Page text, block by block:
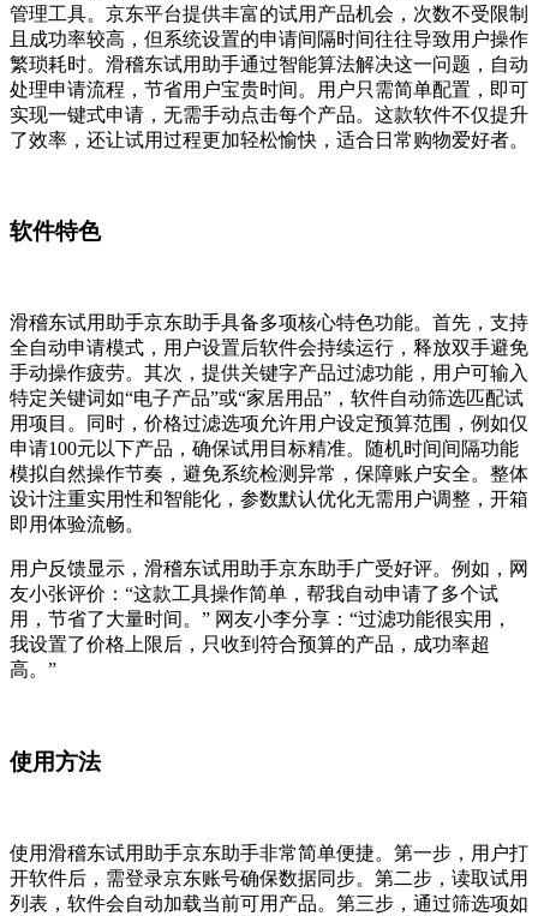
管理工具。京东平台提供丰富的试用产品机会，次数不受限制
且成功率较高，但系统设置的申请间隔时间往往导致用户操作
繁琐耗时。滑稽东试用助手通过智能算法解决这一问题，自动
处理申请流程，节省用户宝贵时间。用户只需简单配置，即可
实现一键式申请，无需手动点击每个产品。这款软件不仅提升
了效率，还让试用过程更加轻松愉快，适合日常购物爱好者。
软件特色
滑稽东试用助手京东助手具备多项核心特色功能。首先，支持
全自动申请模式，用户设置后软件会持续运行，释放双手避免
手动操作疲劳。其次，提供关键字产品过滤功能，用户可输入
特定关键词如“电子产品”或“家居用品”，软件自动筛选匹配试
用项目。同时，价格过滤选项允许用户设定预算范围，例如仅
申请100元以下产品，确保试用目标精准。随机时间间隔功能
模拟自然操作节奏，避免系统检测异常，保障账户安全。整体
设计注重实用性和智能化，参数默认优化无需用户调整，开箱
即用体验流畅。
用户反馈显示，滑稽东试用助手京东助手广受好评。例如，网
友小张评价：“这款工具操作简单，帮我自动申请了多个试
用，节省了大量时间。” 网友小李分享：“过滤功能很实用，
我设置了价格上限后，只收到符合预算的产品，成功率超
高。”
使用方法
使用滑稽东试用助手京东助手非常简单便捷。第一步，用户打
开软件后，需登录京东账号确保数据同步。第二步，读取试用
列表，软件会自动加载当前可用产品。第三步，通过筛选项如